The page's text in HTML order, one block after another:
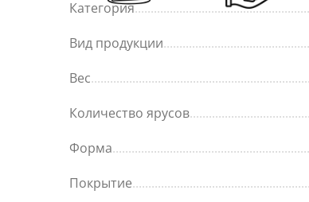
Категория
Вид продукции
Вес
Количество ярусов
Форма
Покрытие